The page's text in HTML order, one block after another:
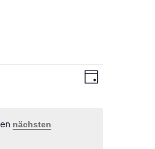
nächsten
Ansichten-
Navigation
Veranstaltung
Ansichten-
Tag